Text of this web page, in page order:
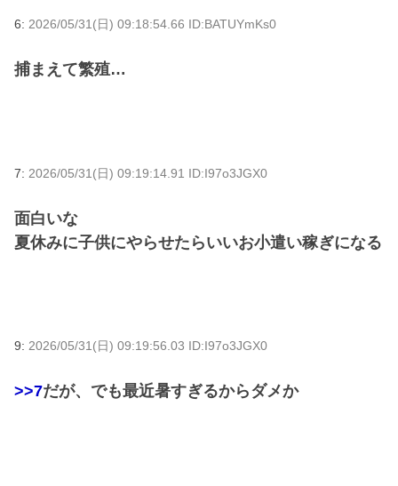
6: 2026/05/31(日) 09:18:54.66 ID:BATUYmKs0
捕まえて繁殖…
7: 2026/05/31(日) 09:19:14.91 ID:I97o3JGX0
面白いな
夏休みに子供にやらせたらいいお小遣い稼ぎになる
9: 2026/05/31(日) 09:19:56.03 ID:I97o3JGX0
>>7だが、でも最近暑すぎるからダメか